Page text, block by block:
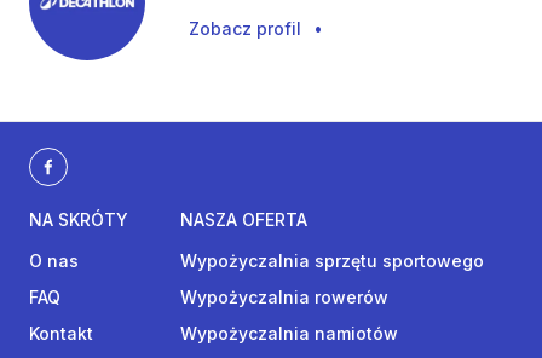
Zobacz profil •
NA SKRÓTY
O nas
FAQ
Kontakt
NASZA OFERTA
Wypożyczalnia sprzętu sportowego
Wypożyczalnia rowerów
Wypożyczalnia namiotów